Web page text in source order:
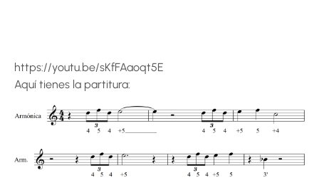
https://youtu.be/sKfFAaoqt5E
Aquí tienes la partitura: